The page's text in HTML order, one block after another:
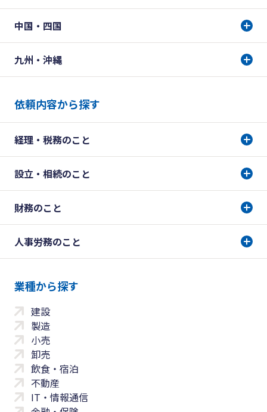
中国・四国
九州・沖縄
依頼内容から探す
経理・税務のこと
設立・相続のこと
財務のこと
人事労務のこと
業種から探す
建設
製造
小売
卸売
飲食・宿泊
不動産
IT・情報通信